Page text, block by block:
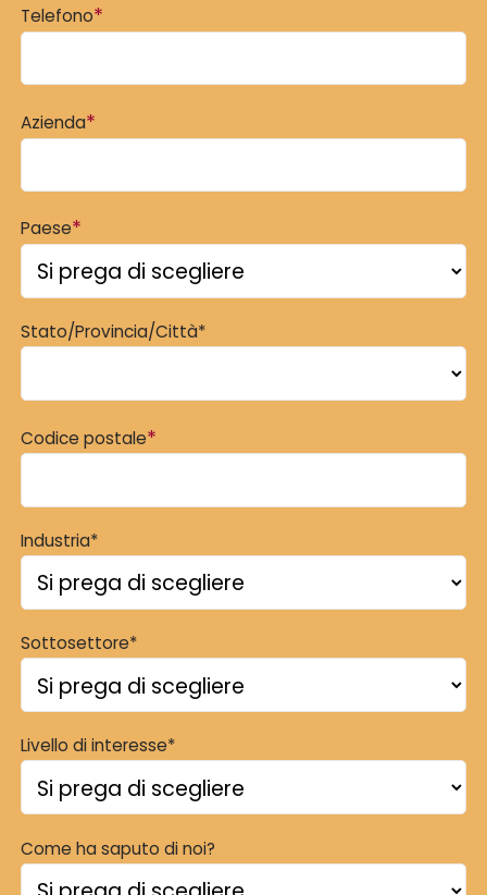
Telefono*
Azienda*
Paese*
Stato/Provincia/Città*
Codice postale*
Industria*
Sottosettore*
Livello di interesse*
Come ha saputo di noi?